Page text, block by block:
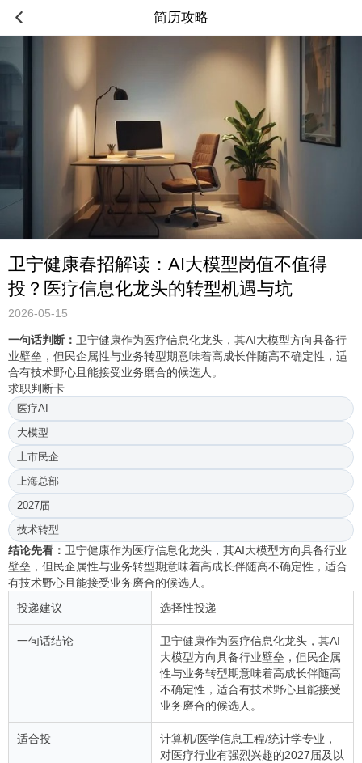
简历攻略
卫宁健康春招解读：AI大模型岗值不值得
投？医疗信息化龙头的转型机遇与坑
2026-05-15
一句话判断： 卫宁健康作为医疗信息化龙头，其AI大模型方向具备行
业壁垒，但民企属性与业务转型期意味着高成长伴随高不确定性，适
合有技术野心且能接受业务磨合的候选人。
求职判断卡
医疗AI
大模型
上市民企
上海总部
2027届
技术转型
结论先看： 卫宁健康作为医疗信息化龙头，其AI大模型方向具备行业
壁垒，但民企属性与业务转型期意味着高成长伴随高不确定性，适合
有技术野心且能接受业务磨合的候选人。
投递建议
选择性投递
一句话结论
卫宁健康作为医疗信息化龙头，其AI
大模型方向具备行业壁垒，但民企属
性与业务转型期意味着高成长伴随高
不确定性，适合有技术野心且能接受
业务磨合的候选人。
适合投
计算机/医学信息工程/统计学专业，
对医疗行业有强烈兴趣的2027届及以